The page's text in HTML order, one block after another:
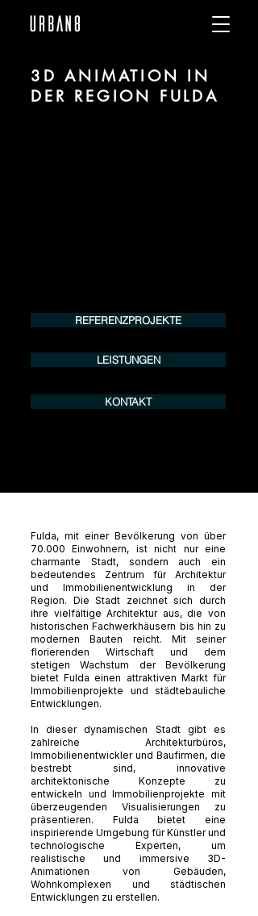
3D ANIMATION IN
DER REGION FULDA
REFERENZPROJEKTE
LEISTUNGEN
KONTAKT
Fulda, mit einer Bevölkerung von über
70.000 Einwohnern, ist nicht nur eine
charmante Stadt, sondern auch ein
bedeutendes Zentrum für Architektur
und Immobilienentwicklung in der
Region. Die Stadt zeichnet sich durch
ihre vielfältige Architektur aus, die von
historischen Fachwerkhäusern bis hin zu
modernen Bauten reicht. Mit seiner
florierenden Wirtschaft und dem
stetigen Wachstum der Bevölkerung
bietet Fulda einen attraktiven Markt für
Immobilienprojekte und städtebauliche
Entwicklungen.
In dieser dynamischen Stadt gibt es
zahlreiche Architekturbüros,
Immobilienentwickler und Baufirmen, die
bestrebt sind, innovative
architektonische Konzepte zu
entwickeln und Immobilienprojekte mit
überzeugenden Visualisierungen zu
präsentieren. Fulda bietet eine
inspirierende Umgebung für Künstler und
technologische Experten, um
realistische und immersive 3D-
Animationen von Gebäuden,
Wohnkomplexen und städtischen
Entwicklungen zu erstellen.